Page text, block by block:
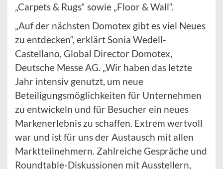
„Carpets & Rugs“ sowie „Floor & Wall“.
„Auf der nächsten Domotex gibt es viel Neues
zu entdecken“, erklärt Sonia Wedell-
Castellano, Global Director Domotex,
Deutsche Messe AG. „Wir haben das letzte
Jahr intensiv genutzt, um neue
Beteiligungsmöglichkeiten für Unternehmen
zu entwickeln und für Besucher ein neues
Markenerlebnis zu schaffen. Extrem wertvoll
war und ist für uns der Austausch mit allen
Marktteilnehmern. Zahlreiche Gespräche und
Roundtable-Diskussionen mit Ausstellern,